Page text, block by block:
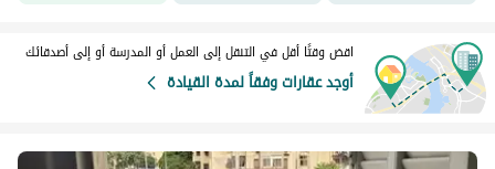
اقض وقتًا أقل في التنقل إلى العمل أو المدرسة أو إلى أصدقائك
أوجد عقارات وفقاً لمدة القيادة